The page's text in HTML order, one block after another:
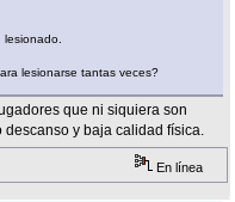
lesionarse tantas veces?
que ni siquiera son
descanso y baja calidad física.
En línea